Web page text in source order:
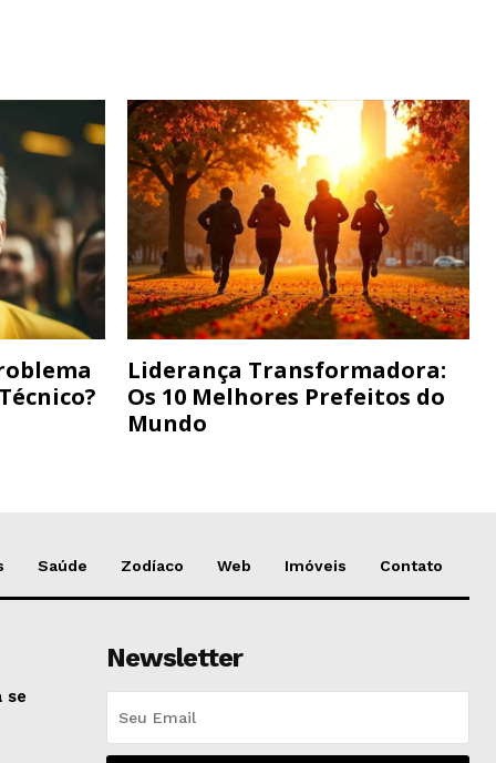
Liderança Transformadora:
Os 10 Melhores Prefeitos do
Mundo
Saúde Zodíaco Web Imóveis Contato
se
Newsletter